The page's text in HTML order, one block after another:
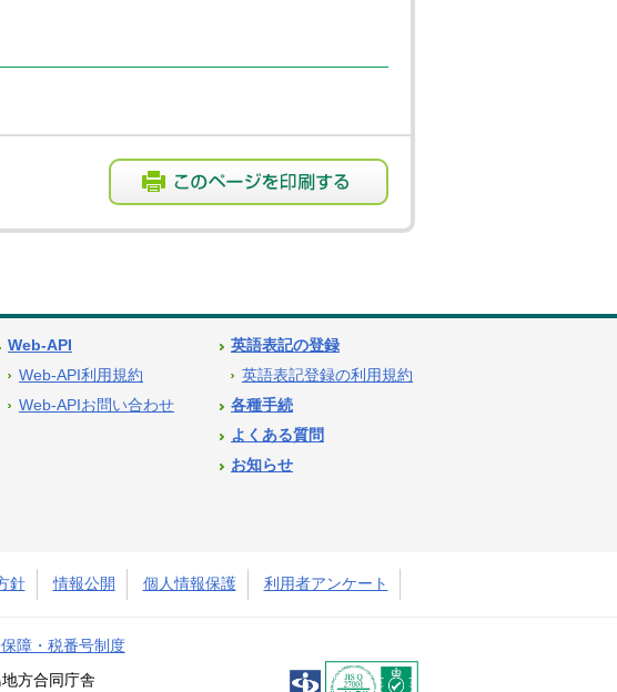
Web-API
Web-API利用規約
Web-APIお問い合わせ
英語表記の登録
英語表記登録の利用規約
各種手続
よくある質問
お知らせ
針 情報公開 個人情報保護 利用者アンケート
障・税番号制度
方合同庁舎